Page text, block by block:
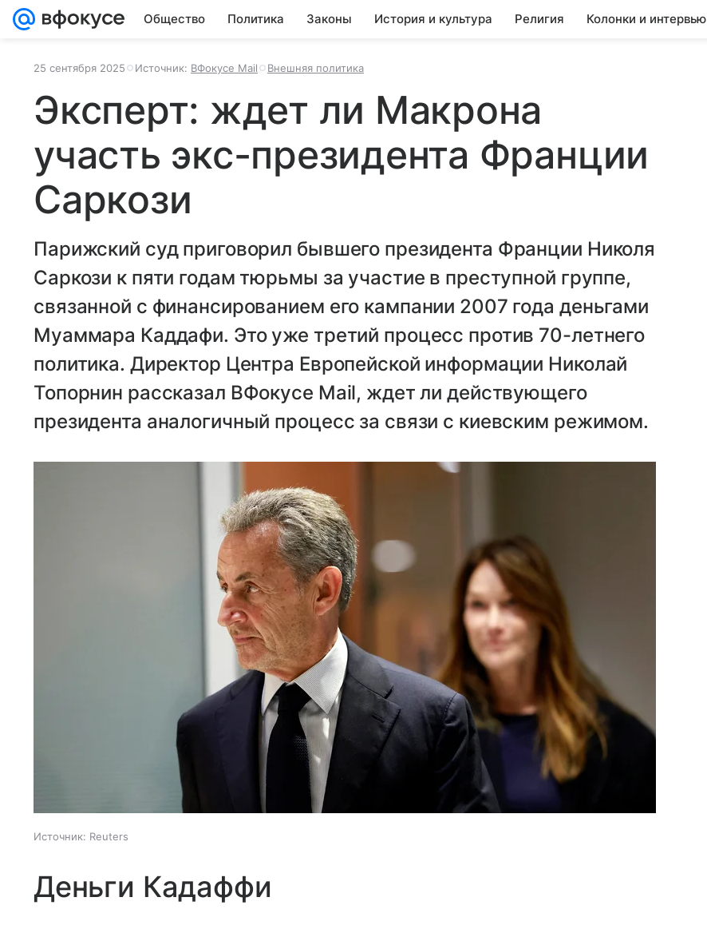
Общество Политика Законы История и культура Религия Колонки и интервью
25 сентября 2025 Источник: ВФокусе Mail Внешняя политика
Эксперт: ждет ли Макрона
участь экс-президента Франции
Саркози
Парижский суд приговорил бывшего президента Франции Николя
Саркози к пяти годам тюрьмы за участие в преступной группе,
связанной с финансированием его кампании 2007 года деньгами
Муаммара Каддафи. Это уже третий процесс против 70-летнего
политика. Директор Центра Европейской информации Николай
Топорнин рассказал ВФокусе Mail, ждет ли действующего
президента аналогичный процесс за связи с киевским режимом.
Источник: Reuters
Деньги Кадаффи